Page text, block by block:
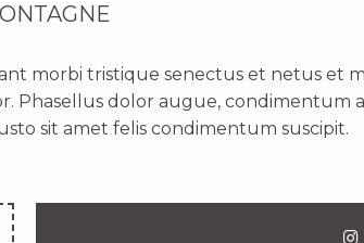
morbi tristique senectus et netus et
Phasellus dolor augue, condimentum
sit amet felis condimentum suscipit.